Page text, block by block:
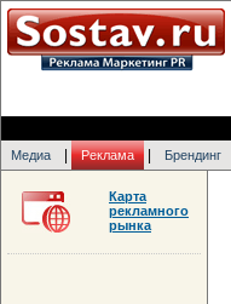
Медиа Реклама Брендинг
Карта
рекламного
рынка